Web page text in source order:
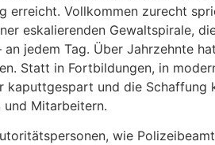
erreicht. Vollkommen zurecht
eskalierenden Gewaltspirale,
jedem Tag. Über Jahrzehnte
Statt in Fortbildungen, in
kaputtgespart und die
und Mitarbeitern.
wie